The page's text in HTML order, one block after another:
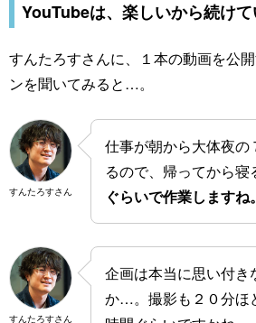
YouTubeは、楽しいから続けて
すんたろすさんに、１本の動画を公
ンを聞いてみると…。
すんたろすさん
仕事が朝から大体夜
るので、帰ってから寝
ぐらいで作業しますね。
すんたろすさん
企画は本当に思い付き
か…。撮影も２０分ほ